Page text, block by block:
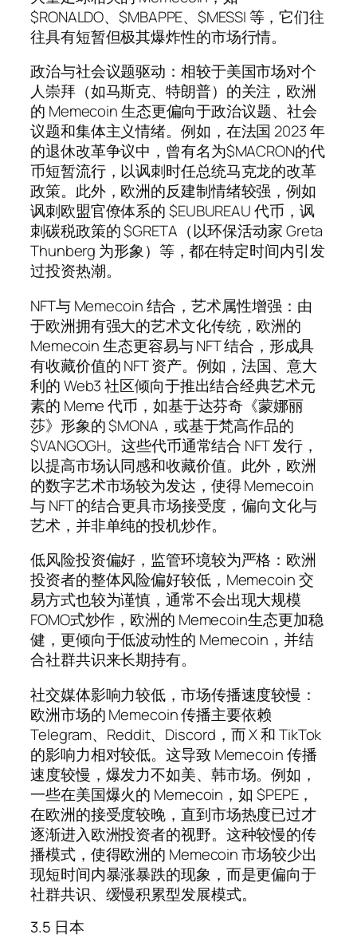
$RONALDO、$MBAPPE、$MESSI 等，它们往
往具有短暂但极其爆炸性的市场行情。
政治与社会议题驱动：相较于美国市场对个
人崇拜（如马斯克、特朗普）的关注，欧洲
的 Memecoin 生态更偏向于政治议题、社会
议题和集体主义情绪。例如，在法国 2023 年
的退休改革争议中，曾有名为$MACRON的代
币短暂流行，以讽刺时任总统马克龙的改革
政策。此外，欧洲的反建制情绪较强，例如
讽刺欧盟官僚体系的 $EUBUREAU 代币，讽
刺碳税政策的 $GRETA（以环保活动家 Greta
Thunberg 为形象）等，都在特定时间内引发
过投资热潮。
NFT与 Memecoin 结合，艺术属性增强：由
于欧洲拥有强大的艺术文化传统，欧洲的
Memecoin 生态更容易与 NFT 结合，形成具
有收藏价值的 NFT 资产。例如，法国、意大
利的 Web3 社区倾向于推出结合经典艺术元
素的 Meme 代币，如基于达芬奇《蒙娜丽
莎》形象的 $MONA，或基于梵高作品的
$VANGOGH。这些代币通常结合 NFT 发行，
以提高市场认同感和收藏价值。此外，欧洲
的数字艺术市场较为发达，使得 Memecoin
与 NFT 的结合更具市场接受度，偏向文化与
艺术，并非单纯的投机炒作。
低风险投资偏好，监管环境较为严格：欧洲
投资者的整体风险偏好较低，Memecoin 交
易方式也较为谨慎，通常不会出现大规模
FOMO式炒作，欧洲的 Memecoin生态更加稳
健，更倾向于低波动性的 Memecoin，并结
合社群共识来长期持有。
社交媒体影响力较低，市场传播速度较慢：
欧洲市场的 Memecoin 传播主要依赖
Telegram、Reddit、Discord，而 X 和 TikTok
的影响力相对较低。这导致 Memecoin 传播
速度较慢，爆发力不如美、韩市场。例如，
一些在美国爆火的 Memecoin，如 $PEPE，
在欧洲的接受度较晚，直到市场热度已过才
逐渐进入欧洲投资者的视野。这种较慢的传
播模式，使得欧洲的 Memecoin 市场较少出
现短时间内暴涨暴跌的现象，而是更偏向于
社群共识、缓慢积累型发展模式。
3.5 日本